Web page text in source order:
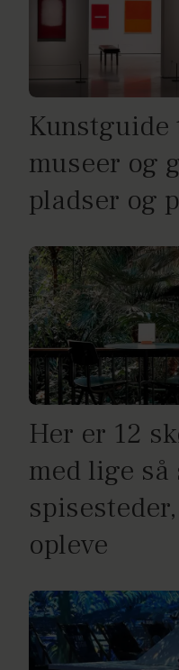
museer og
pladser og
Her er 12
med lige så
opleve